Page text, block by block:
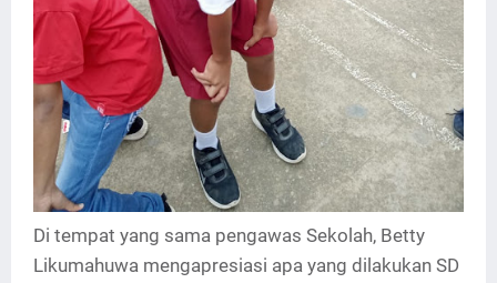
Di tempat yang sama pengawas Sekolah, Betty
Likumahuwa mengapresiasi apa yang dilakukan SD